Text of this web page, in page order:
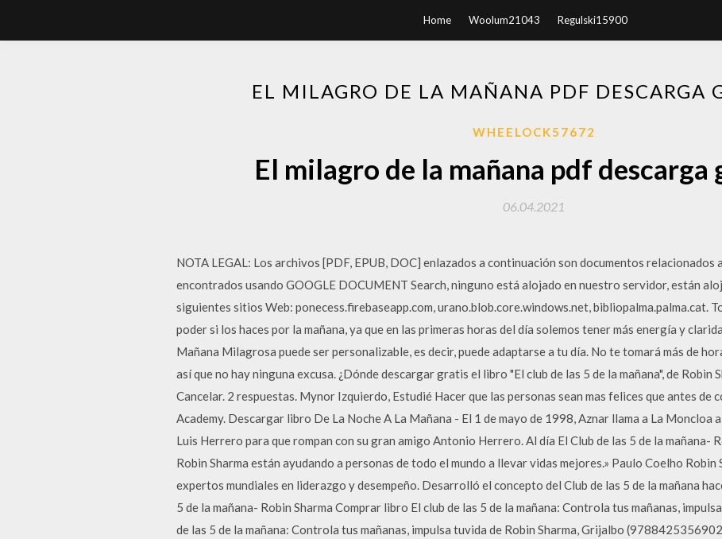
Home Woolum21043 Regulski15900
EL MILAGRO DE LA MAÑANA PDF DESCARGA
WHEELOCK57672
El milagro de la mañana pdf
06.04.2021
NOTA LEGAL: Los archivos [PDF, EPUB, DOC] enlazados a continuación son documentos relacionados
encontrados usando GOOGLE DOCUMENT Search, ninguno está alojado en nuestro servidor, están
siguientes sitios Web: ponecess.firebaseapp.com, urano.blob.core.windows.net, bibliopalma.palma.cat.
poder si los haces por la mañana, ya que en las primeras horas del día solemos tener más energía y
Mañana Milagrosa puede ser personalizable, es decir, puede adaptarse a tu día. No te tomará más de
así que no hay ninguna excusa. ¿Dónde descargar gratis el libro "El club de las 5 de la mañana", de Robin
Cancelar. 2 respuestas. Mynor Izquierdo, Estudié Hacer que las personas sean mas felices que antes de
Academy. Descargar libro De La Noche A La Mañana - El 1 de mayo de 1998, Aznar llama a La Moncloa
Luis Herrero para que rompan con su gran amigo Antonio Herrero. Al día El Club de las 5 de la mañana-
Robin Sharma están ayudando a personas de todo el mundo a llevar vidas mejores.» Paulo Coelho Robin
expertos mundiales en liderazgo y desempeño. Desarrolló el concepto del Club de las 5 de la mañana
5 de la mañana- Robin Sharma Comprar libro El club de las 5 de la mañana: Controla tus mañanas,
de las 5 de la mañana: Controla tus mañanas, impulsa tuvida de Robin Sharma, Grijalbo